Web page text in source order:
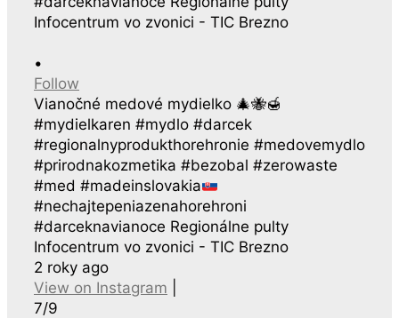
•
Follow
Vianočné medové mydielko 🎄🐝🍯
#mydielkaren #mydlo #darcek
#regionalnyprodukthorehronie #medovemydlo
#prirodnakozmetika #bezobal #zerowaste
#med #madeinslovakia
#nechajtepeniazenahorehroni
#darceknavianoce Regionálne pulty
Infocentrum vo zvonici - TIC Brezno
2 roky ago
View on Instagram
7/9